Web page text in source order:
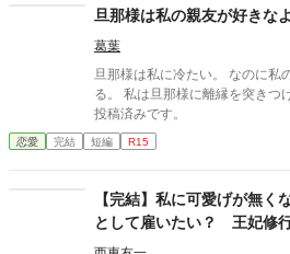
星座占いを見る為だけにある訳ではない」 ⑤「『
い！』が口癖の双子の弟が現世
他人なので天才として実力を充
「婚約破棄をしたいと彼は言っ
「伯爵家に半世紀仕えた老メイ
で追放される。老メイドを助け
た感想！」
かったよ。婚約するなら妹君の
て……」 「分かりましたわ」 こうして私のご婚約者は、妹のご
婚約者となったのでした。
旦那様は私の親友が好きな
葛葉
旦那様は私に冷たい。 なのに私
る。 私は旦那様に離縁を突きつけることに
投稿済みです。
恋愛 完結 短編 R15
【完結】私に可愛げが無く
として雇いたい？ 王妃修
せてもらいます。